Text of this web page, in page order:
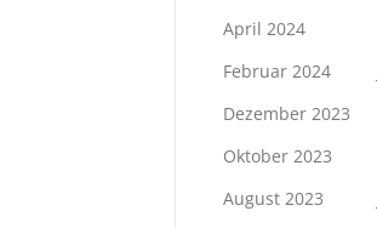
April 2024
Februar 2024
Dezember 2023
Oktober 2023
August 2023